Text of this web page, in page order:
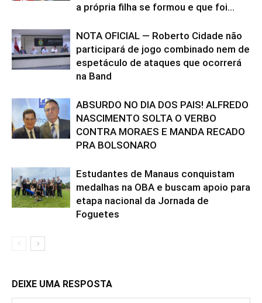
a própria filha se formou e que foi...
NOTA OFICIAL — Roberto Cidade não
participará de jogo combinado nem de
espetáculo de ataques que ocorrerá
na Band
ABSURDO NO DIA DOS PAIS! ALFREDO
NASCIMENTO SOLTA O VERBO
CONTRA MORAES E MANDA RECADO
PRA BOLSONARO
Estudantes de Manaus conquistam
medalhas na OBA e buscam apoio para
etapa nacional da Jornada de
Foguetes
DEIXE UMA RESPOSTA